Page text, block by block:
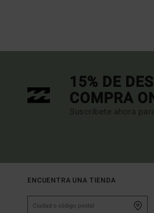
15% DE
COMPRA
Suscríbete ahora
ENCUENTRA UNA TIENDA